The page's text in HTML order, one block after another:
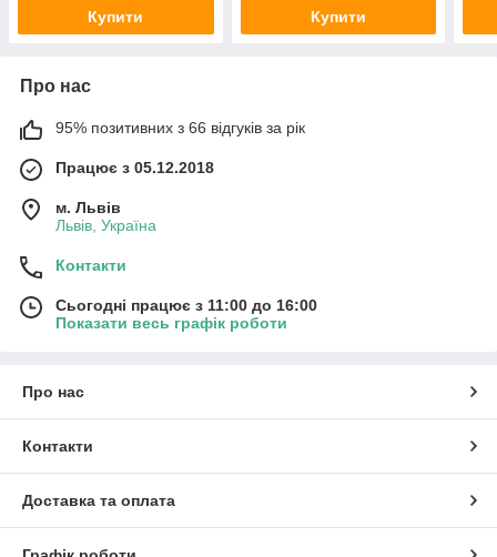
Купити Купити
Про нас
95% позитивних з 66 відгуків за рік
Працює з 05.12.2018
м. Львів
Львів, Україна
Контакти
Сьогодні працює з 11:00 до 16:00
Показати весь графік роботи
Про нас
Контакти
Доставка та оплата